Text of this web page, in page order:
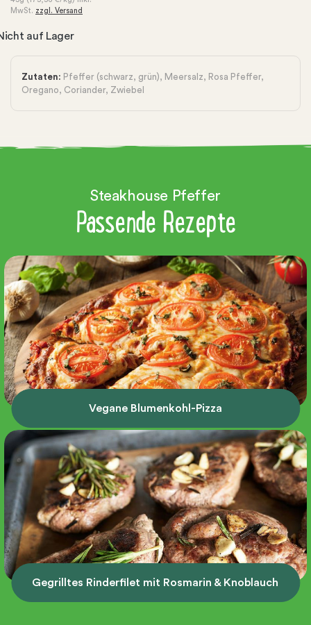
MwSt. zzgl. Versand
auf Lager
Zutaten: Pfeffer (schwarz, grün), Meersalz, Rosa Pfeffer,
Oregano, Coriander, Zwiebel
Steakhouse Pfeffer
Passende Rezepte
Vegane Blumenkohl-Pizza
Gegrilltes Rinderfilet mit Rosmarin & Knoblauch